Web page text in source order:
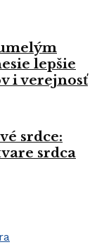
lepšie
i verejnosť
srdce:
srdca